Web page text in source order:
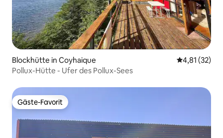
Blockhütte in Coyhaique
4,81 (32)
Pollux-Hütte - Ufer des Pollux-Sees
Gäste-Favorit
Gäste-Favorit